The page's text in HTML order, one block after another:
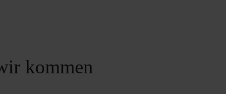
kommen